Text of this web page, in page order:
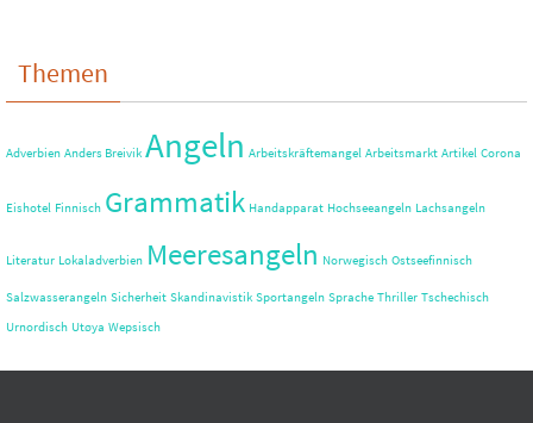
Themen
Adverbien Anders Breivik Angeln Arbeitskräftemangel Arbeitsmarkt Artikel Corona
Eishotel Finnisch Grammatik Handapparat Hochseeangeln Lachsangeln
Literatur Lokaladverbien Meeresangeln Norwegisch Ostseefinnisch
Salzwasserangeln Sicherheit Skandinavistik Sportangeln Sprache Thriller Tschechisch
Urnordisch Utøya Wepsisch